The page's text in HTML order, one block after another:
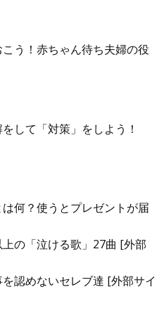
う！赤ちゃん待ち夫婦の役
して「対策」をしよう！
何？使うとプレゼントが届
の「泣ける歌」27曲 [外部
認めないセレブ達 [外部サイ